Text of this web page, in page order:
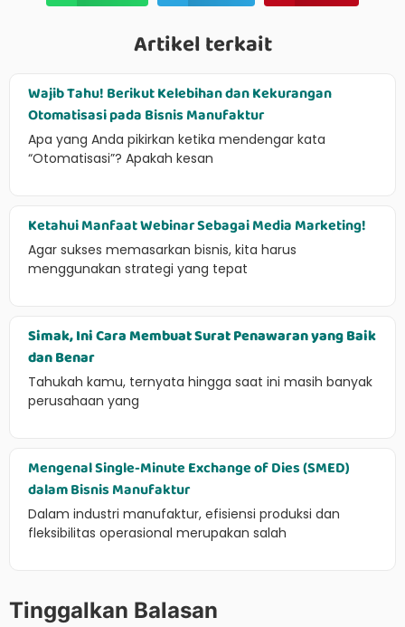
Artikel terkait
Wajib Tahu! Berikut Kelebihan dan Kekurangan
Otomatisasi pada Bisnis Manufaktur
Apa yang Anda pikirkan ketika mendengar kata
“Otomatisasi”? Apakah kesan
Ketahui Manfaat Webinar Sebagai Media Marketing!
Agar sukses memasarkan bisnis, kita harus
menggunakan strategi yang tepat
Simak, Ini Cara Membuat Surat Penawaran yang Baik
dan Benar
Tahukah kamu, ternyata hingga saat ini masih banyak
perusahaan yang
Mengenal Single-Minute Exchange of Dies (SMED)
dalam Bisnis Manufaktur
Dalam industri manufaktur, efisiensi produksi dan
fleksibilitas operasional merupakan salah
Tinggalkan Balasan